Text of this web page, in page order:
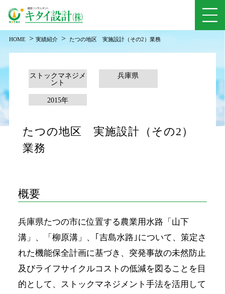
HOME > 実績紹介 > たつの地区 実施設計（その2）業務
ストックマネジメ
ント
兵庫県
2015年
たつの地区 実施設計（その2）
業務
概要
兵庫県たつの市に位置する農業用水路「山下
溝」、「柳原溝」、｢吉島水路｣について、策定さ
れた機能保全計画に基づき、突発事故の未然防止
及びライフサイクルコストの低減を図ることを目
的として、ストックマネジメント手法を活用して